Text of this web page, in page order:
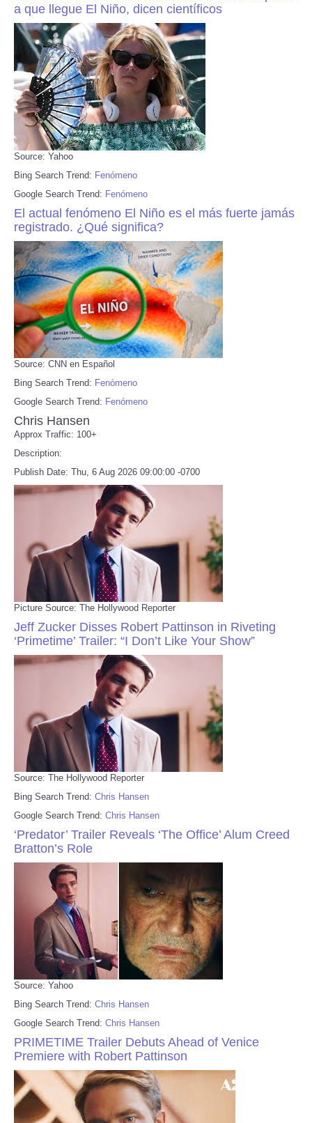
a que llegue El Niño, dicen científicos
Source: Yahoo
Bing Search Trend: Fenómeno
Google Search Trend: Fenómeno
El actual fenómeno El Niño es el más fuerte jamás
registrado. ¿Qué significa?
Source: CNN en Español
Bing Search Trend: Fenómeno
Google Search Trend: Fenómeno
Chris Hansen
Approx Traffic: 100+
Description:
Publish Date: Thu, 6 Aug 2026 09:00:00 -0700
Picture Source: The Hollywood Reporter
Jeff Zucker Disses Robert Pattinson in Riveting
‘Primetime’ Trailer: “I Don’t Like Your Show”
Source: The Hollywood Reporter
Bing Search Trend: Chris Hansen
Google Search Trend: Chris Hansen
‘Predator’ Trailer Reveals ‘The Office’ Alum Creed
Bratton’s Role
Source: Yahoo
Bing Search Trend: Chris Hansen
Google Search Trend: Chris Hansen
PRIMETIME Trailer Debuts Ahead of Venice
Premiere with Robert Pattinson